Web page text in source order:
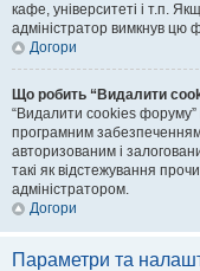
кафе, університеті і т.п.
адміністратор вимкнув цю
Догори
Що робить “Видалити
“Видалити cookies форуму”
програмним
авторизованим і
такі як відстежування
адміністратором.
Догори
Параметри та